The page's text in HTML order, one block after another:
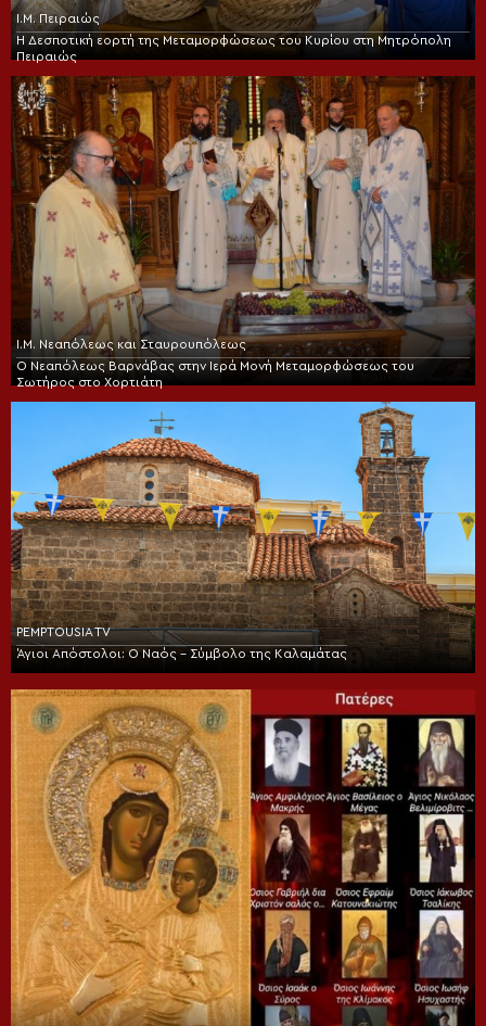
Ι.Μ. Πειραιώς
Η Δεσποτική εορτή της Μεταμορφώσεως του Κυρίου στη Μητρόπολη
Πειραιώς
Ι.Μ. Νεαπόλεως και Σταυρουπόλεως
Ο Νεαπόλεως Βαρνάβας στην Ιερά Μονή Μεταμορφώσεως του
Σωτήρος στο Χορτιάτη
PEMPTOUSIA TV
Άγιοι Απόστολοι: Ο Ναός – Σύμβολο της Καλαμάτας